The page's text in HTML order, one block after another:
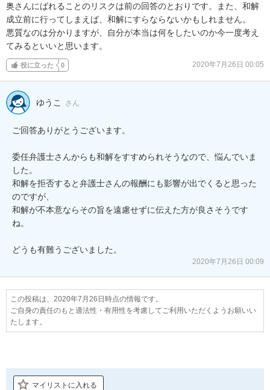
奥さんにばれることのリスクは前の回答のとおりです。また、和解
成立前に行ってしまえば、和解にすらならないかもしれません。
悪質なのは分かりますが、自分が本当は何をしたいのか今一度考え
てみるといいと思います。
役に立った 0 2020年7月26日 00:05
ゆうこ さん
ご回答ありがとうございます。
委任弁護士さんからも和解をすすめられそうなので、悩んでいま
した。
和解を拒否すると弁護士さんの報酬にも影響が出でくると思った
のですが、
和解が不本意ならその旨を遠慮せずに伝えた方が良さそうです
ね。
どうも有難うございました。
2020年7月26日 00:09
この投稿は、2020年7月26日時点の情報です。
ご自身の責任のもと適法性・有用性を考慮してご利用いただくようお願いい
たします。
マイリストに入れる